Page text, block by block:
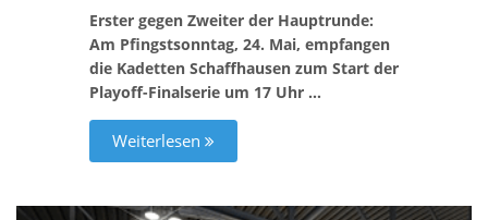
Erster gegen Zweiter der Hauptrunde:
Am Pfingstsonntag, 24. Mai, empfangen
die Kadetten Schaffhausen zum Start der
Playoff-Finalserie um 17 Uhr …
Weiterlesen